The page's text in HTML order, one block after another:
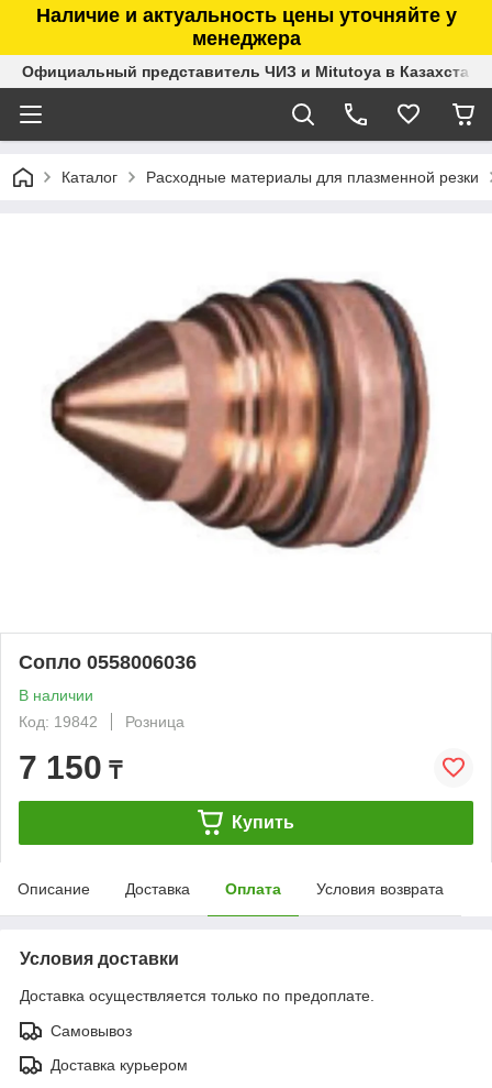
Наличие и актуальность цены уточняйте у
менеджера
Официальный представитель ЧИЗ и Mitutoya в Казахстане
Каталог Расходные материалы для плазменной резки
Сопло 0558006036
В наличии
Код: 19842
Розница
7 150 ₸
Купить
Описание Доставка Оплата Условия возврата
Условия доставки
Доставка осуществляется только по предоплате.
Самовывоз
Доставка курьером